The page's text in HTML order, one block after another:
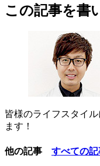
この記事を書
皆様のライフスタイ
ます！
他の記事 すべての